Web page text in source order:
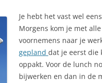
Je hebt het vast wel
Morgens kom je met
voornemens naar je
gepland dat je eerst die
oppakt. Voor de lunch
bijwerken en dan in de